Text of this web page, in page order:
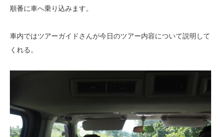
順番に車へ乗り込みます。
車内ではツアーガイドさんが今日のツアー内容について説明して
くれる。